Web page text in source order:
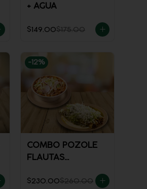
+ AGUA
$149.00$175.00
-12%
COMBO POZOLE
FLAUTAS
$230.00$260.00